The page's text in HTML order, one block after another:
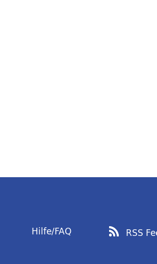
Hilfe/FAQ RSS